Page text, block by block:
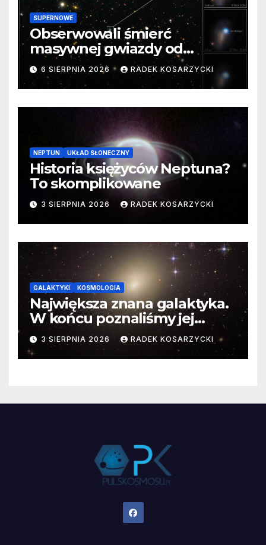
SUPERNOWE
Obserwowali śmierć
masywnej gwiazdy od
samego początku. Niezwykle
cenne dane
6 SIERPNIA 2026 RADEK KOSARZYCKI
NEPTUN UKŁAD SŁONECZNY
Historia księżyców Neptuna?
To skomplikowane
3 SIERPNIA 2026 RADEK KOSARZYCKI
GALAKTYKI KOSMOLOGIA
Największa znana galaktyka.
W końcu poznaliśmy jej
faktyczne wymiary
3 SIERPNIA 2026 RADEK KOSARZYCKI